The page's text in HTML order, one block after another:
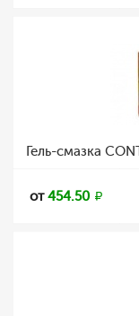
Гель-смазка
от454.50